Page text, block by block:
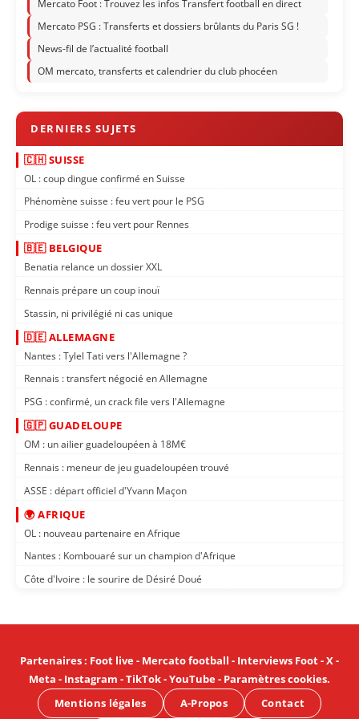
Mercato Foot : Trouvez les infos Transfert football en direct
Mercato PSG : Transferts et dossiers brûlants du Paris SG !
News-fil de l’actualité football
OM mercato, transferts et calendrier du club phocéen
🇨🇭 SUISSE
OL : coup dingue confirmé en Suisse
Phénomène suisse : feu vert pour le PSG
Prodige suisse : feu vert pour Rennes
🇧🇪 BELGIQUE
Benatia relance un dossier XXL
Rennais prépare un coup inouï
Stassin, ni privilégié ni cas unique
🇩🇪 ALLEMAGNE
Nantes : Tylel Tati vers l'Allemagne ?
Rennais : transfert négocié en Allemagne
PSG : confirmé, un crack file vers l'Allemagne
🇬🇵 GUADELOUPE
OM : un ailier guadeloupéen à 18M€
Rennais : meneur de jeu guadeloupéen trouvé
ASSE : départ officiel d'Yvann Maçon
🌍 AFRIQUE
OL : nouveau partenaire en Afrique
Nantes : Kombouaré sur un champion d'Afrique
Côte d'Ivoire : le sourire de Désiré Doué
Partenaires: Foot live- Mercato football - Interviews Foot-X-
Meta - Instagram -TikTok-YouTube- Paramètres cookies.
Mentions légales
A-Propos Contact